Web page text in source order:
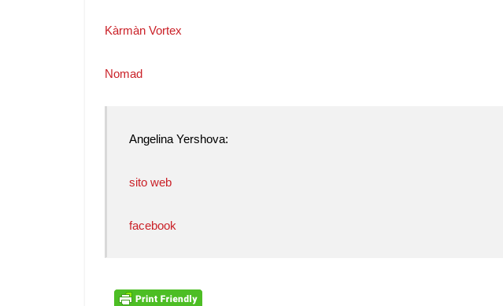
Kàrmàn Vortex
Nomad
Angelina Yershova:
sito web
facebook